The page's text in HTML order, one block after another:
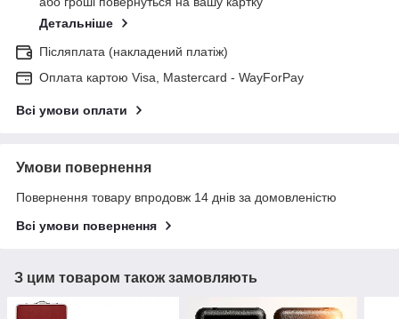
Детальніше
Післяплата (накладений платіж)
Оплата картою Visa, Mastercard - WayForPay
Всі умови оплати
Умови повернення
Повернення товару впродовж 14 днів за домовленістю
Всі умови повернення
З цим товаром також замовляють